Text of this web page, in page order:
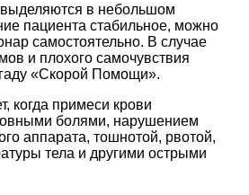
в небольшом
пациента стабильное, можно
самостоятельно. В случае
и плохого самочувствия
«Скорой Помощи».
когда примеси крови
болями, нарушением
аппарата, тошнотой, рвотой,
тела и другими острыми